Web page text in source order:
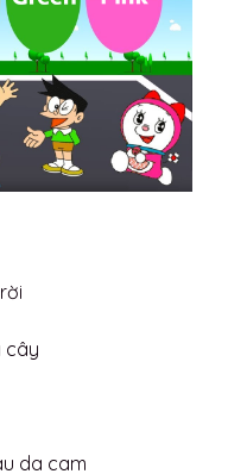
cây
da cam